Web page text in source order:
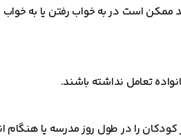
ممکن است در به خواب رفتن یا به
تعامل نداشته باشند.
را در طول روز مدرسه یا هنگام